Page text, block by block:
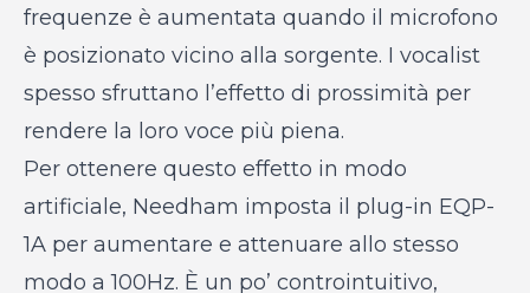
frequenze è aumentata quando il microfono
è posizionato vicino alla sorgente. I vocalist
spesso sfruttano l’effetto di prossimità per
rendere la loro voce più piena.
Per ottenere questo effetto in modo
artificiale, Needham imposta il plug-in EQP-
1A per aumentare e attenuare allo stesso
modo a 100Hz. È un po’ controintuitivo,